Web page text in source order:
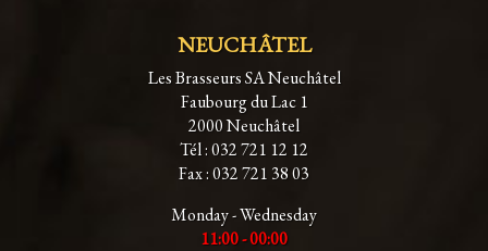
NEUCHÂTEL
Les Brasseurs SA Neuchâtel
Faubourg du Lac 1
2000 Neuchâtel
Tél : 032 721 12 12
Fax : 032 721 38 03
Monday - Wednesday
11:00 - 00:00